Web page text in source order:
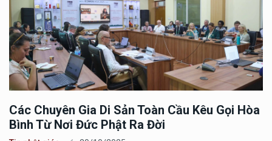
Các Chuyên Gia Di Sản Toàn Cầu Kêu Gọi Hòa
Bình Từ Nơi Đức Phật Ra Đời